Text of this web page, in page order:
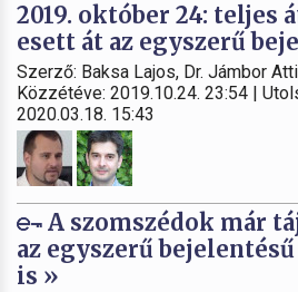
2019. október 24: teljes
esett át az egyszerű
Szerző: Baksa Lajos, Dr. Jámbor
Közzétéve: 2019.10.24. 23:54 |
2020.03.18. 15:43
A szomszédok már
az egyszerű
is »